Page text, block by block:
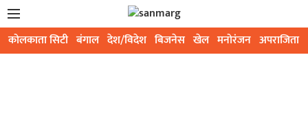
कोलकाता सिटी बंगाल देश/विदेश बिजनेस खेल मनोरंजन अपराजिता